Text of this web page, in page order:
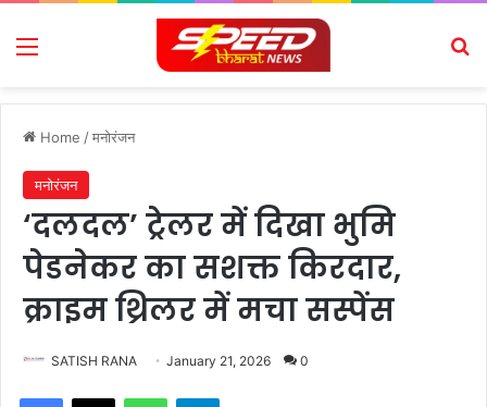
Menu
Home /मनोरंजन
मनोरंजन
‘दलदल’ ट्रेलर में दिखा भुमि
पेडनेकर का सशक्त किरदार,
क्राइम थ्रिलर में मचा सस्पेंस
SATISH RANA January 21, 2026 0
Facebook
X WhatsAppTelegram